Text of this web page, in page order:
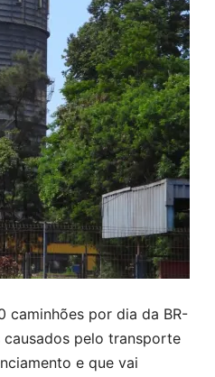
caminhões por dia da BR-
pelo transporte
e que vai